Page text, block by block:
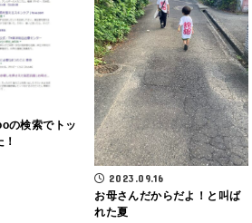
の検索でトッ
2023.09.16
お母さんだからだよ！と叫ば
れた夏